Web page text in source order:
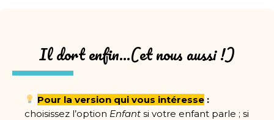
Il dort enfin…(et nous aussi !)
Pour la version qui vous intéresse :
choisissez l’option Enfant si votre enfant parle ; si